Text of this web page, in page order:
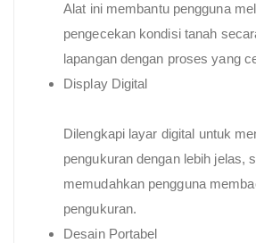
Alat ini membantu pengguna
pengecekan kondisi tanah
lapangan dengan proses yang
Display Digital
Dilengkapi layar digital untuk
pengukuran dengan lebih jelas,
memudahkan pengguna
pengukuran.
Desain Portabel